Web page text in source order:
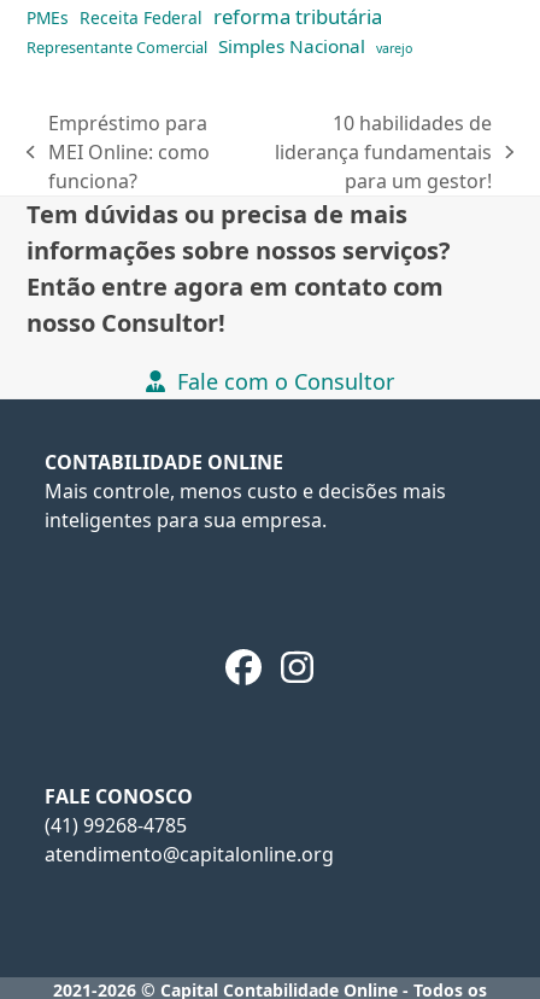
PMEs Receita Federal reforma tributária
Representante Comercial Simples Nacional varejo
previous
post:
Empréstimo para
MEI Online: como
funciona?
next
10 habilidades de
liderança fundamentais
para um gestor!
Tem dúvidas ou precisa de mais
informações sobre nossos serviços?
Então entre agora em contato com
nosso Consultor!
Fale com o Consultor
CONTABILIDADE ONLINE
Mais controle, menos custo e decisões mais
inteligentes para sua empresa.
Facebook
Instagram
FALE CONOSCO
(41) 99268-4785
atendimento@capitalonline.org
2021-2026 © Capital Contabilidade Online - Todos os